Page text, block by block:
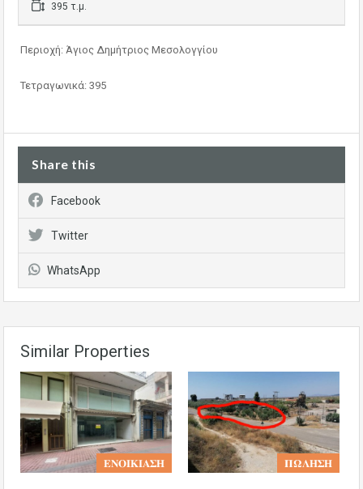
395 τ.μ.
Περιοχή: Άγιος Δημήτριος Μεσολογγίου
Τετραγωνικά: 395
Share this
Facebook
Twitter
WhatsApp
Similar Properties
𝚬𝚴𝚶𝚰𝚱𝚰𝚨𝚺𝚮 𝚷𝛀𝚲𝚮𝚺𝚮